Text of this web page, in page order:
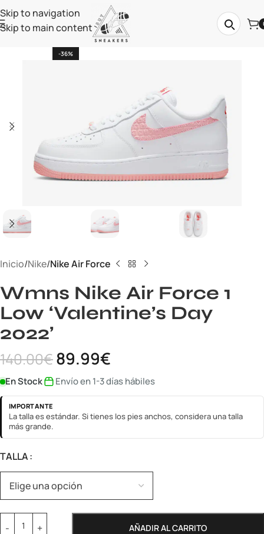
Skip to navigation
Skip to main content
-36%
Inicio Nike Nike Air Force
Wmns Nike Air Force 1
Low ‘Valentine’s Day
2022’
140.00€89.99€
En Stock Envío en 1-3 días hábiles
IMPORTANTE
La talla es estándar. Si tienes los pies anchos, considera una talla
más grande.
TALLA
AÑADIR AL CARRITO